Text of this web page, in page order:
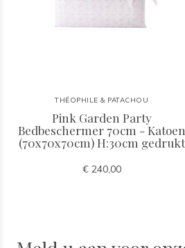
THÉOPHILE & PATACHOU
Pink Garden Party
Bedbeschermer 70cm - Katoen
(70x70x70cm) H:30cm gedrukt
€ 240,00